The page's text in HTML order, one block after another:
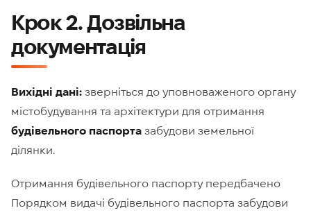
Крок 2. Дозвільна
документація
Вихідні дані: зверніться до уповноваженого органу
містобудування та архітектури для отримання
будівельного паспорта забудови земельної
ділянки.
Отримання будівельного паспорту передбачено
Порядком видачі будівельного паспорта забудови